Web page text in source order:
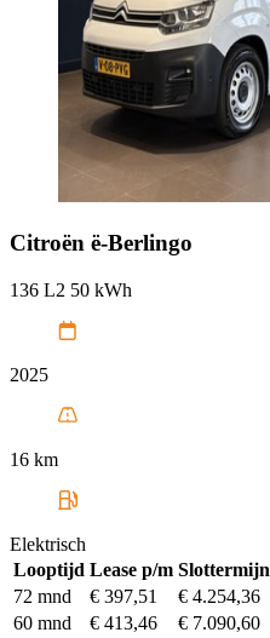
Citroën ë-Berlingo
136 L2 50 kWh
2025
16 km
Elektrisch
Looptijd Lease p/m Slottermijn
72 mnd
€ 397,51
€ 4.254,36
60 mnd
€ 413,46
€ 7.090,60